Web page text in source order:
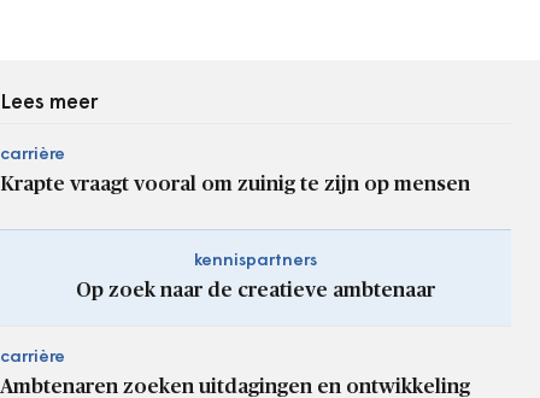
Lees meer
carrière
Krapte vraagt vooral om zuinig te zijn op mensen
kennispartners
Op zoek naar de creatieve ambtenaar
carrière
Ambtenaren zoeken uitdagingen en ontwikkeling